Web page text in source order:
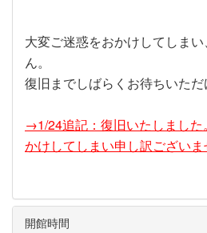
大変ご迷惑をおかけしてしま
ん。
復旧までしばらくお待ちいただ
→1/24追記：復旧いたしました
かけしてしまい申し訳ございま
開館時間